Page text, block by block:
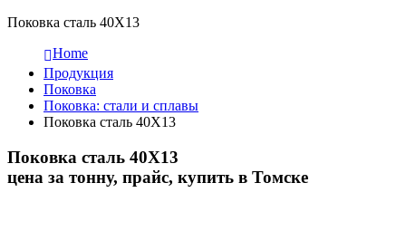
Поковка сталь 40Х13
Home
Продукция
Поковка
Поковка: cтали и сплавы
Поковка сталь 40Х13
Поковка сталь 40Х13
цена за тонну, прайс, купить в Томске